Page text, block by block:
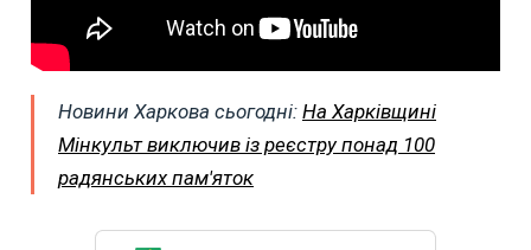
Новини Харкова сьогодні: На Харківщині
Мінкульт виключив із реєстру понад 100
радянських пам'яток